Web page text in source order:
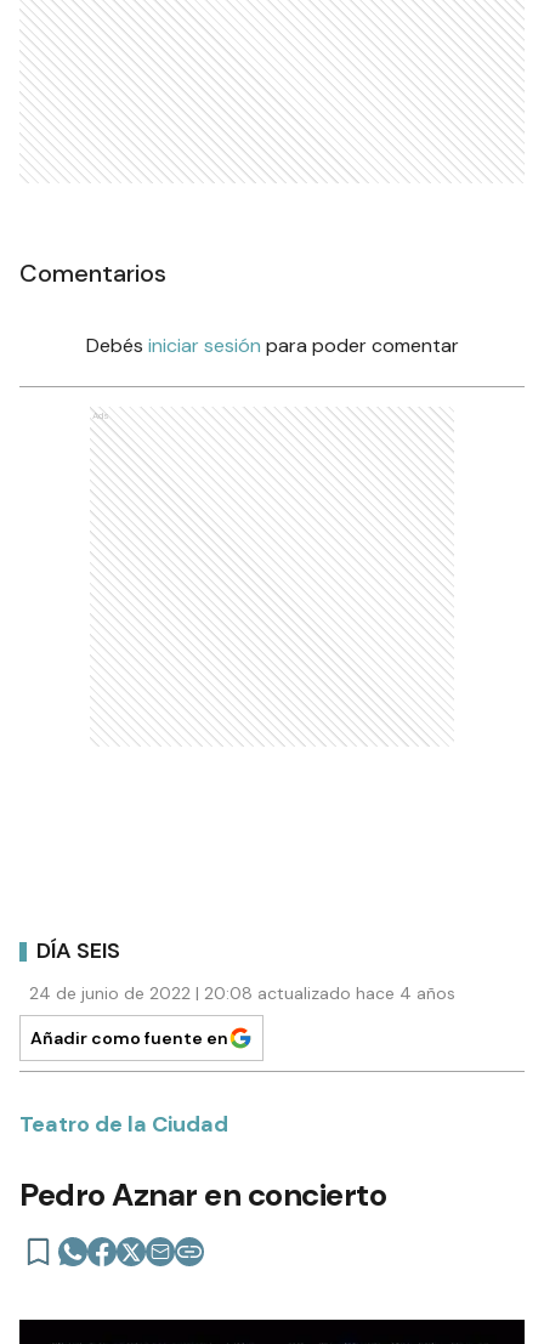
Comentarios
Debés iniciar sesión para poder comentar
Ads
DÍA SEIS
24 de junio de 2022 | 20:08 actualizado hace 4 años
Añadir como fuente en
Teatro de la Ciudad
Pedro Aznar en concierto